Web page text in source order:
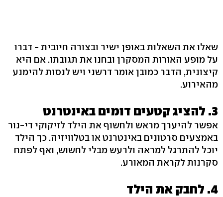
שאלו את השאלות באופן ישיר ובצורה חיובית - דברו
על מופע האורות המסקרן ובחנו את תגובתו. אם היא
קיצונית, הדבר כמובן אומר דרשני ויש לנסות להימנע
מהאירוע.
3. להציג קטעים דומים באינטרנט
אפשר להיערך מראש ולחשוף את הילד לזיקוקי די-נור
באמצעים סרטונים באינטרנט או בטלוויזיה. כך הילד
יוכל להתרגל למראה ולרעש מבלי לחשוש, ואף לפתח
סקרנות לקראת המאורע.
4. לחבק את הילד